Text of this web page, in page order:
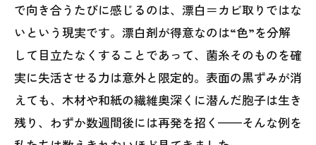
で向き合うたびに感じるのは、漂白＝カビ取りではな
いという現実です。漂白剤が得意なのは“色”を分解
して目立たなくすることであって、菌糸そのものを確
実に失活させる力は意外と限定的。表面の黒ずみが消
えても、木材や和紙の繊維奥深くに潜んだ胞子は生き
残り、わずか数週間後には再発を招く——そんな例を